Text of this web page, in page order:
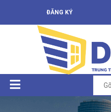
ĐĂNG KÝ